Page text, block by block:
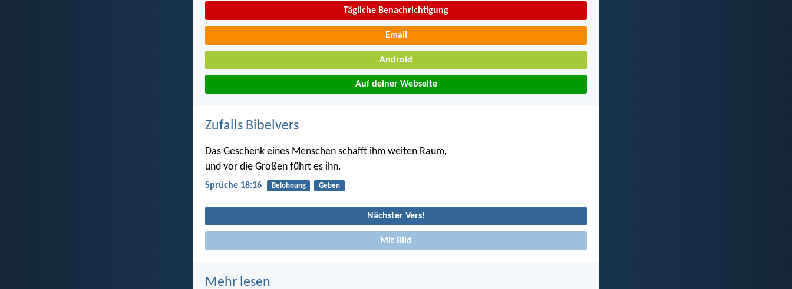
Tägliche Benachrichtigung
Email
Android
Auf deiner Webseite
Zufalls Bibelvers
Das Geschenk eines Menschen schafft ihm weiten Raum,
und vor die Großen führt es ihn.
Sprüche 18:16 Belohnung Geben
Nächster Vers!
Mit Bild
Mehr lesen